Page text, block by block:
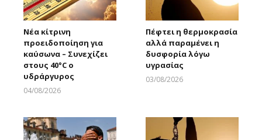
Νέα κίτρινη
προειδοποίηση για
καύσωνα – Συνεχίζει
στους 40°C ο
υδράργυρος
04/08/2026
Πέφτει η θερμοκρασία
αλλά παραμένει η
δυσφορία λόγω
υγρασίας
03/08/2026